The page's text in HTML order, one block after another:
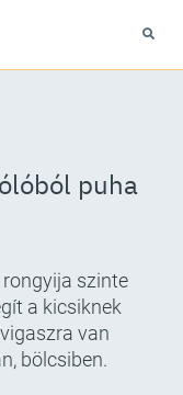
puha
szinte
a kicsiknek
van
bölcsiben.